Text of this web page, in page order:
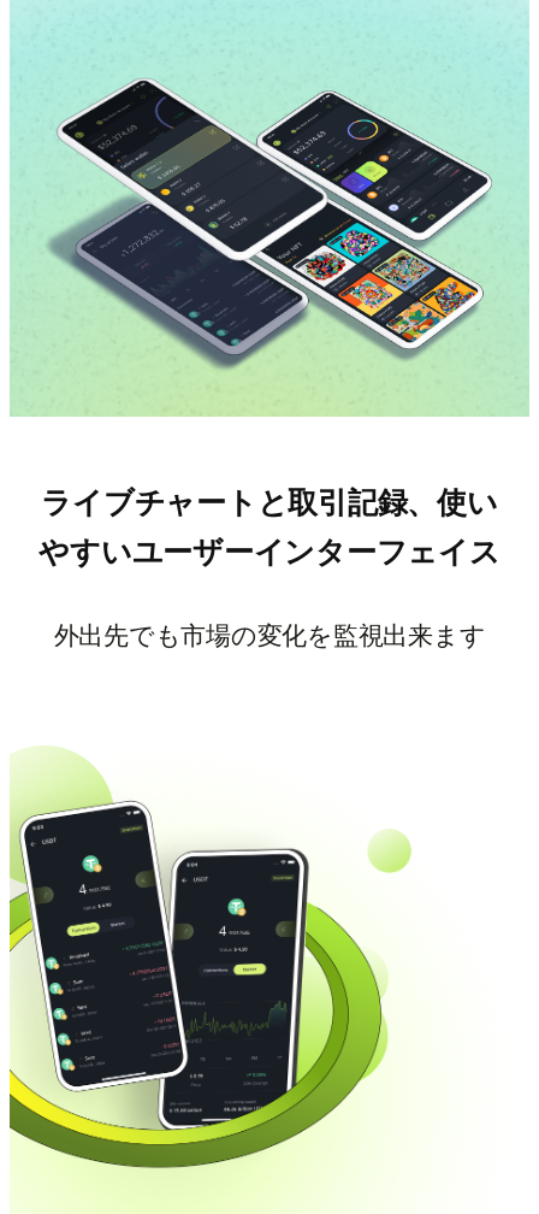
ライブチャートと取引記録、使い
やすいユーザーインターフェイス
外出先でも市場の変化を監視出来ます